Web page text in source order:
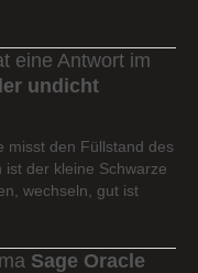
eine Antwort im
undicht
misst den Füllstand des
ist der kleine Schwarze
wechseln, gut ist
Sage Oracle